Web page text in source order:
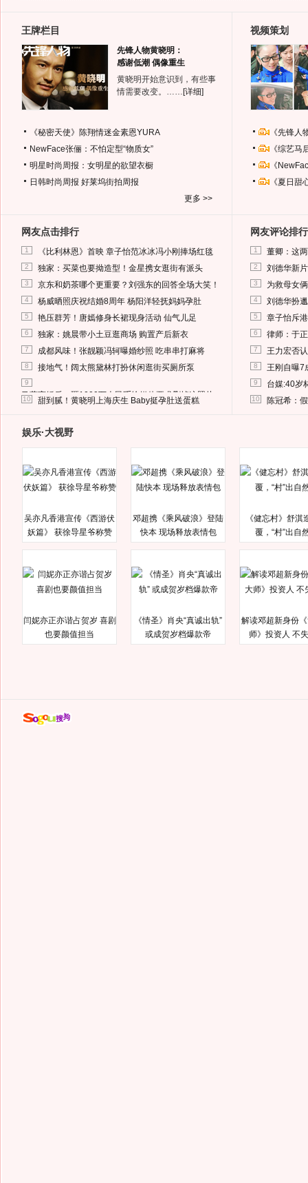
王牌栏目
先锋人物黄晓明：
感谢低潮 偶像重生
黄晓明开始意识到，有些事
情需要改变。…… [详细]
《秘密天使》陈翔情迷金素恩YURA
NewFace张俪：不怕定型“物质女”
明星时尚周报：女明星的欲望衣橱
日韩时尚周报 好莱坞街拍周报
更多 >>
视频策划
《先锋
《综艺
《
《夏日
网友点击排行
1 《比利林恩》首映 章子怡范冰冰冯小刚捧场红毯
2 独家：买菜也要拗造型！金星携女逛街有派头
3 京东和奶茶哪个更重要？刘强东的回答全场大笑！
4 杨威晒照庆祝结婚8周年 杨阳洋轻抚妈妈孕肚
5 艳压群芳！唐嫣修身长裙现身活动 仙气儿足
6 独家：姚晨带小土豆逛商场 购置产后新衣
7 成都风味！张靓颖冯轲曝婚纱照 吃串串打麻将
8 接地气！阔太熊黛林打扮休闲逛街买厕所泵
9
马蓉离婚后，砸1000万人民币给媒体要求删掉这照片
10 甜到腻！黄晓明上海庆生 Baby挺孕肚送蛋糕
网友评论排行
1 董卿：这
2 刘德华新
3 为救母女
4 刘德华扮
5 章子怡斥
6 律师：于
7 王力宏否
8 王刚自曝7
9 台媒:40岁
10 陈冠希：
娱乐·大视野
吴亦凡香港宣传《西游伏
妖篇》 获徐导星爷称赞
邓超携《乘风破浪》登陆
快本 现场释放表情包
《健忘村》舒淇
覆，“村”出自
闫妮亦正亦谐占贺岁 喜剧
也要颜值担当
《情圣》肖央“真诚出轨”
或成贺岁档爆款帝
解读邓超新身份
师》投资人 不